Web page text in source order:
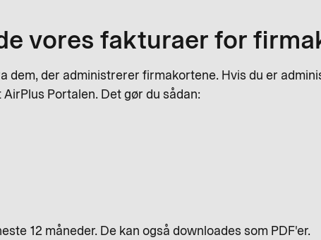
vores fakturaer for
dem, der administrerer firmakortene. Hvis du er
Portalen. Det gør du sådan:
12 måneder. De kan også downloades som PDF'er.